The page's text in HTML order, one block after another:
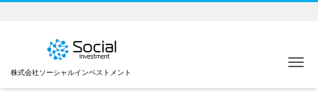
株式会社ソーシャルインベストメント